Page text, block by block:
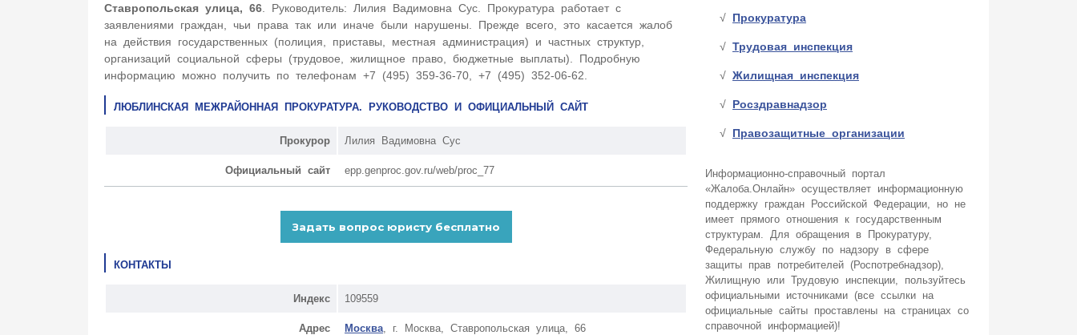
Ставропольская улица, 66 . Руководитель: Лилия Вадимовна Сус. Прокуратура работает с
заявлениями граждан, чьи права так или иначе были нарушены. Прежде всего, это касается жалоб
на действия государственных (полиция, приставы, местная администрация) и частных структур,
организаций социальной сферы (трудовое, жилищное право, бюджетные выплаты). Подробную
информацию можно получить по телефонам +7 (495) 359-36-70, +7 (495) 352-06-62.
ЛЮБЛИНСКАЯ МЕЖРАЙОННАЯ ПРОКУРАТУРА. РУКОВОДСТВО И ОФИЦИАЛЬНЫЙ САЙТ
Прокурор Лилия Вадимовна Сус
Официальный сайт epp.genproc.gov.ru/web/proc_77
КОНТАКТЫ
Индекс 109559
Адрес Москва , г. Москва, Ставропольская улица, 66
Прокуратура
Трудовая инспекция
Жилищная инспекция
Росздравнадзор
Правозащитные организации
Информационно-справочный портал
«Жалоба.Онлайн» осуществляет информационную
поддержку граждан Российской Федерации, но не
имеет прямого отношения к государственным
структурам. Для обращения в Прокуратуру,
Федеральную службу по надзору в сфере
защиты прав потребителей (Роспотребнадзор),
Жилищную или Трудовую инспекции, пользуйтесь
официальными источниками (все ссылки на
официальные сайты проставлены на страницах со
справочной информацией)!